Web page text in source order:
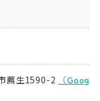
薦生1590-2
（Goog